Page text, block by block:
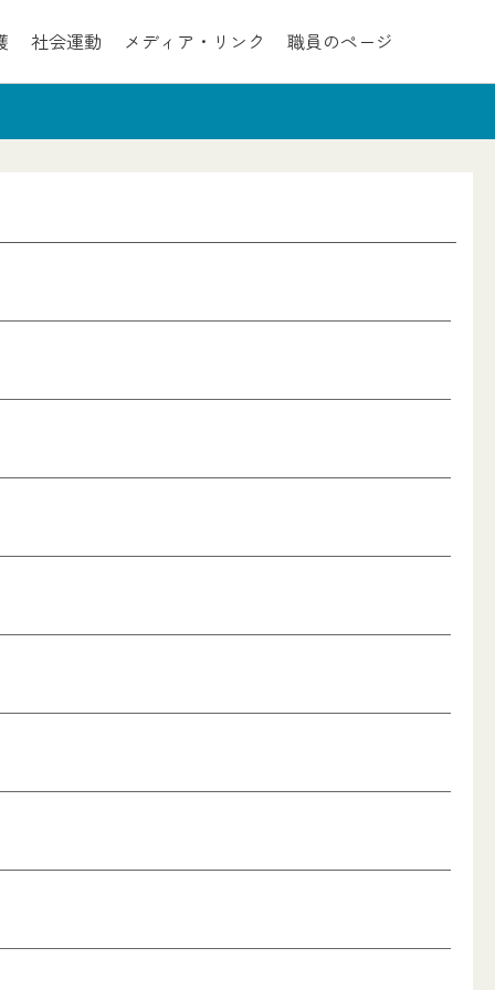
社会運動 メディア・リンク 職員のページ